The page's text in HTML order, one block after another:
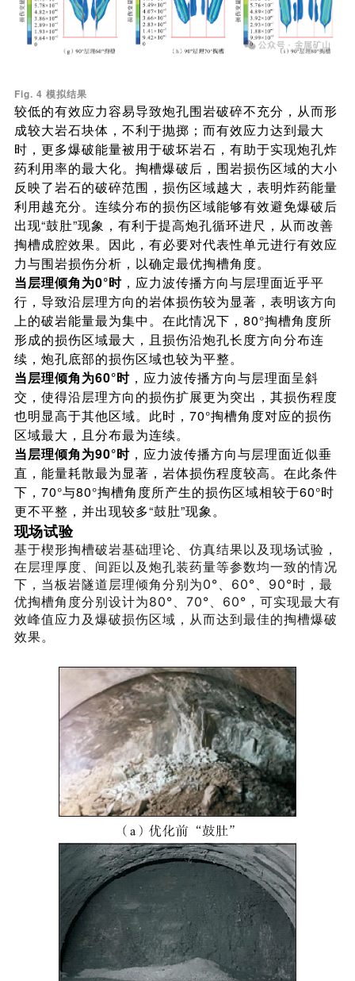
Fig. 4 模拟结果
较低的有效应力容易导致炮孔围岩破碎不充分，从而形
成较大岩石块体，不利于抛掷；而有效应力达到最大
时，更多爆破能量被用于破坏岩石，有助于实现炮孔炸
药利用率的最大化。掏槽爆破后，围岩损伤区域的大小
反映了岩石的破碎范围，损伤区域越大，表明炸药能量
利用越充分。连续分布的损伤区域能够有效避免爆破后
出现“鼓肚”现象，有利于提高炮孔循环进尺，从而改善
掏槽成腔效果。因此，有必要对代表性单元进行有效应
力与围岩损伤分析，以确定最优掏槽角度。
当层理倾角为0°时，应力波传播方向与层理面近乎平
行，导致沿层理方向的岩体损伤较为显著，表明该方向
上的破岩能量最为集中。在此情况下，80°掏槽角度所
形成的损伤区域最大，且损伤沿炮孔长度方向分布连
续，炮孔底部的损伤区域也较为平整。
当层理倾角为60°时，应力波传播方向与层理面呈斜
交，使得沿层理方向的损伤扩展更为突出，其损伤程度
也明显高于其他区域。此时，70°掏槽角度对应的损伤
区域最大，且分布最为连续。
当层理倾角为90°时，应力波传播方向与层理面近似垂
直，能量耗散最为显著，岩体损伤程度较高。在此条件
下，70°与80°掏槽角度所产生的损伤区域相较于60°时
更不平整，并出现较多“鼓肚”现象。
现场试验
基于楔形掏槽破岩基础理论、仿真结果以及现场试验，
在层理厚度、间距以及炮孔装药量等参数均一致的情况
下，当板岩隧道层理倾角分别为0°、60°、90°时，最
优掏槽角度分别设计为80°、70°、60°，可实现最大有
效峰值应力及爆破损伤区域，从而达到最佳的掏槽爆破
效果。